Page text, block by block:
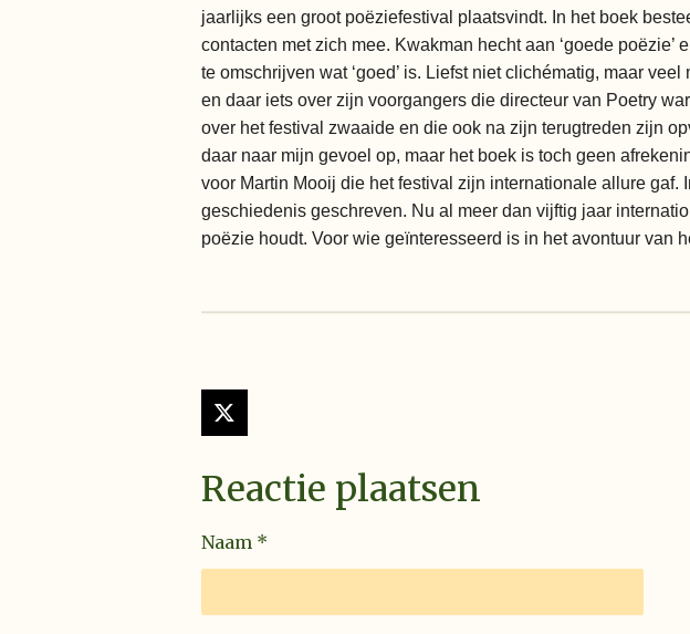
jaarlijks een groot poëziefestival plaatsvindt. In het boek
contacten met zich mee. Kwakman hecht aan ‘goede
te omschrijven wat ‘goed’ is. Liefst niet clichématig, maar
en daar iets over zijn voorgangers die directeur van Poetry
over het festival zwaaide en die ook na zijn terugtreden zijn
daar naar mijn gevoel op, maar het boek is toch geen
voor Martin Mooij die het festival zijn internationale allure
geschiedenis geschreven. Nu al meer dan vijftig jaar
poëzie houdt. Voor wie geïnteresseerd is in het avontuur van
X
Reactie plaatsen
Naam *